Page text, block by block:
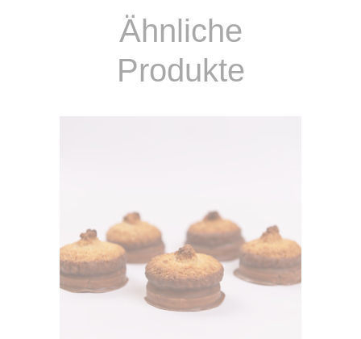
Ähnliche
Produkte